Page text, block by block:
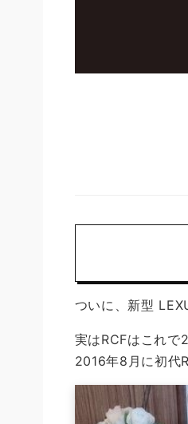
ついに、新型
実はRCFはこれで2
2016年8月に初代